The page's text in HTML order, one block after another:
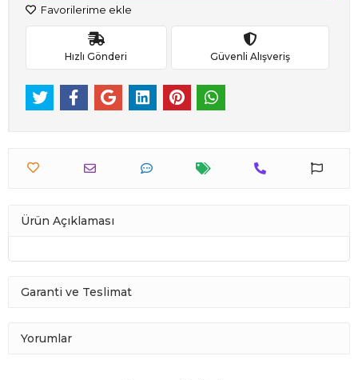
Favorilerime ekle
Hızlı Gönderi Güvenli Alışveriş
Ürün Açıklaması
Garanti ve Teslimat
Yorumlar